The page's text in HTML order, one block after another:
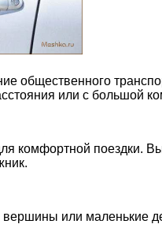
общественного
или с большой
комфортной поездки.
вершины или маленькие